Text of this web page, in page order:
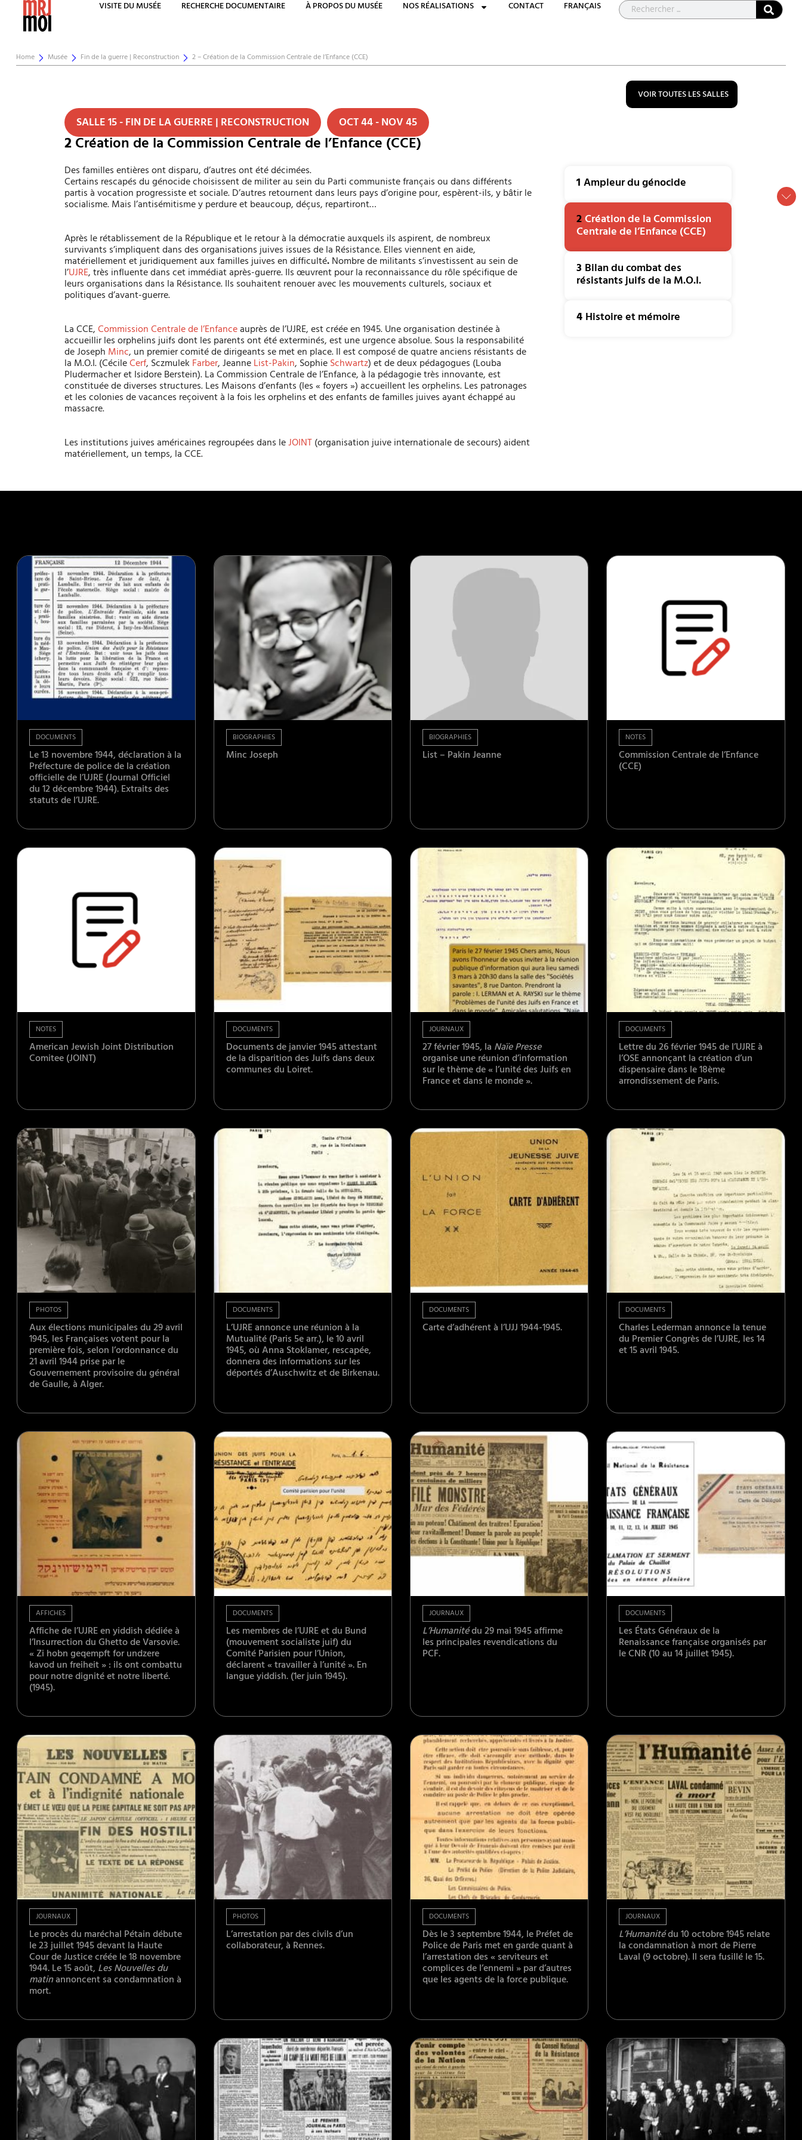
VISITE DU MUSÉE RECHERCHE DOCUMENTAIRE À PROPOS DU MUSÉE NOS RÉALISATIONS CONTACT FRANÇAIS
Home Musée Fin de la guerre | Reconstruction 2 – Création de la Commission Centrale de l’Enfance (CCE)
VOIR TOUTES LES SALLES
SALLE 15 - FIN DE LA GUERRE | RECONSTRUCTION OCT 44 - NOV 45
2Création de la Commission Centrale de l’Enfance (CCE)
Des familles entières ont disparu, d’autres ont été décimées.
Certains rescapés du génocide choisissent de militer au sein du Parti communiste français ou dans différents
partis à vocation progressiste et sociale. D’autres retournent dans leurs pays d’origine pour, espèrent-ils, y bâtir le
socialisme. Mais l’antisémitisme y perdure et beaucoup, déçus, repartiront…
Après le rétablissement de la République et le retour à la démocratie auxquels ils aspirent, de nombreux
survivants s’impliquent dans des organisations juives issues de la Résistance. Elles viennent en aide,
matériellement et juridiquement aux familles juives en difficulté.Nombre de militants s’investissent au sein de
l’UJRE, très influente dans cet immédiat après-guerre. Ils œuvrent pour la reconnaissance du rôle spécifique de
leurs organisations dans la Résistance. Ils souhaitent renouer avec les mouvements culturels, sociaux et
politiques d’avant-guerre.
La CCE,Commission Centrale de l’Enfanceauprès de l’UJRE, est créée en 1945. Une organisation destinée à
accueillir les orphelins juifs dont les parents ont été exterminés, est une urgence absolue. Sous la responsabilité
de Joseph Minc, un premier comité de dirigeants se met en place. Il est composé de quatre anciens résistants de
la M.O.I. (CécileCerf, Sczmulek Farber, JeanneList-Pakin, SophieSchwartz) et de deux pédagogues (Louba
Pludermacher et Isidore Berstein). La Commission Centrale de l’Enfance, à la pédagogie très innovante, est
constituée de diverses structures. Les Maisons d’enfants (les « foyers ») accueillent les orphelins. Les patronages
et les colonies de vacances reçoivent à la fois les orphelins et des enfants de familles juives ayant échappé au
massacre.
Les institutions juives américaines regroupées dans leJOINT(organisation juive internationale de secours) aident
matériellement, un temps, la CCE.
1Ampleur du génocide
2Création de la Commission
Centrale de l’Enfance (CCE)
3 Bilan du combat des
résistants juifs de la M.O.I.
4Histoire et mémoire
DOCUMENTS
Le 13 novembre 1944, déclaration à la
Préfecture de police de la création
officielle de l’UJRE (Journal Officiel
du 12 décembre 1944). Extraits des
statuts de l’UJRE.
BIOGRAPHIES
Minc Joseph
BIOGRAPHIES
List – Pakin Jeanne
NOTES
Commission Centrale de l’Enfance
(CCE)
NOTES
American Jewish Joint Distribution
Comitee (JOINT)
DOCUMENTS
Documents de janvier 1945 attestant
de la disparition des Juifs dans deux
communes du Loiret.
JOURNAUX
27 février 1945, la Naïe Presse
organise une réunion d’information
sur le thème de « l’unité des Juifs en
France et dans le monde ».
DOCUMENTS
Lettre du 26 février 1945 de l’UJRE à
l’OSE annonçant la création d’un
dispensaire dans le 18ème
arrondissement de Paris.
PHOTOS
Aux élections municipales du 29 avril
1945, les Françaises votent pour la
première fois, selon l’ordonnance du
21 avril 1944 prise par le
Gouvernement provisoire du général
de Gaulle, à Alger.
DOCUMENTS
L’UJRE annonce une réunion à la
Mutualité (Paris 5e arr.), le 10 avril
1945, où Anna Stoklamer, rescapée,
donnera des informations sur les
déportés d’Auschwitz et de Birkenau.
DOCUMENTS
Carte d’adhérent à l’UJJ 1944-1945.
DOCUMENTS
Charles Lederman annonce la tenue
du Premier Congrès de l’UJRE, les 14
et 15 avril 1945.
AFFICHES
Affiche de l’UJRE en yiddish dédiée à
l’Insurrection du Ghetto de Varsovie.
« Zi hobn geqempft for undzere
kavod un freiheit » : ils ont combattu
pour notre dignité et notre liberté.
(1945).
DOCUMENTS
Les membres de l’UJRE et du Bund
(mouvement socialiste juif) du
Comité Parisien pour l’Union,
déclarent « travailler à l’unité ». En
langue yiddish. (1er juin 1945).
JOURNAUX
L’Humanitédu 29 mai 1945 affirme
les principales revendications du
PCF.
DOCUMENTS
Les États Généraux de la
Renaissance française organisés par
le CNR (10 au 14 juillet 1945).
JOURNAUX
Le procès du maréchal Pétain débute
le 23 juillet 1945 devant la Haute
Cour de Justice créée le 18 novembre
1944. Le 15 août, Les Nouvelles du
matinannoncent sa condamnation à
mort.
PHOTOS
L’arrestation par des civils d’un
collaborateur, à Rennes.
DOCUMENTS
Dès le 3 septembre 1944, le Préfet de
Police de Paris met en garde quant à
l’arrestation des « serviteurs et
complices de l’ennemi » par d’autres
que les agents de la force publique.
JOURNAUX
L’Humanitédu 10 octobre 1945 relate
la condamnation à mort de Pierre
Laval (9 octobre). Il sera fusillé le 15.